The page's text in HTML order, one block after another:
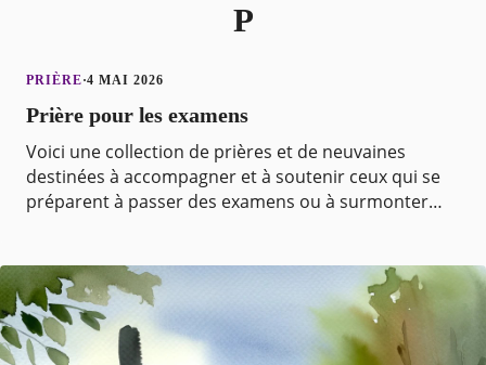
P
PRIÈRE·4 MAI 2026
Prière pour les examens
Voici une collection de prières et de neuvaines
destinées à accompagner et à soutenir ceux qui se
préparent à passer des examens ou à surmonter